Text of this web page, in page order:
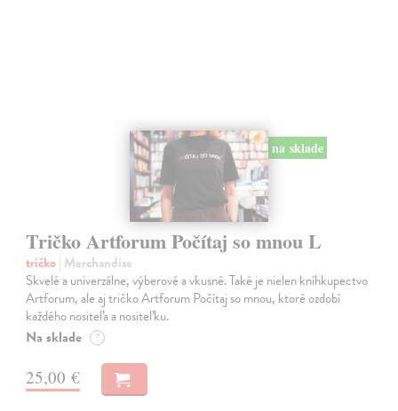
na sklade
Tričko Artforum Počítaj so mnou L
tričko| Merchandise
Skvelé a univerzálne, výberové a vkusné. Také je nielen kníhkupectvo
Artforum, ale aj tričko Artforum Počítaj so mnou, ktoré ozdobí
každého nositeľa a nositeľku.
Na sklade ?
25,00 €